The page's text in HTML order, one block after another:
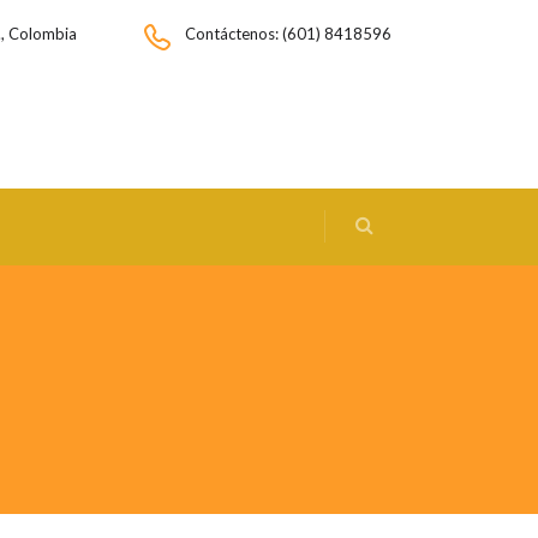
Contáctenos: (601) 8418596
Colombia